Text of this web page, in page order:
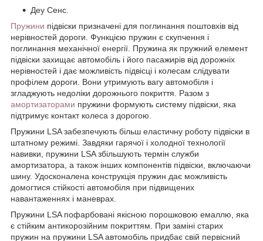
Деу Сенс.
Пружини підвіски призначені для поглинання поштовхів від
нерівностей дороги. Функцією пружин є скупчення і
поглинання механічної енергії. Пружина як пружний елемент
підвіски захищає автомобіль і його пасажирів від дорожніх
нерівностей і дає можливість підвісці і колесам слідувати
профілем дороги. Вони утримують вагу автомобіля і
згладжують недоліки дорожнього покриття. Разом з
амортизаторами пружини формують систему підвіски, яка
підтримує контакт колеса з дорогою.
Пружини LSA забезпечують більш еластичну роботу підвіски в
штатному режимі. Завдяки гарячої і холодної технології
навивки, пружини LSA збільшують термін служби
амортизатора, а також інших компонентів підвіски, включаючи
шину. Удосконалена конструкція пружин дає можливість
домогтися стійкості автомобіля при підвищених
навантаженнях і маневрах.
Пружини LSA пофарбовані якісною порошковою емаллю, яка
є стійким антикорозійним покриттям. При заміні старих
пружин на пружини LSA автомобіль придбає свій первісний